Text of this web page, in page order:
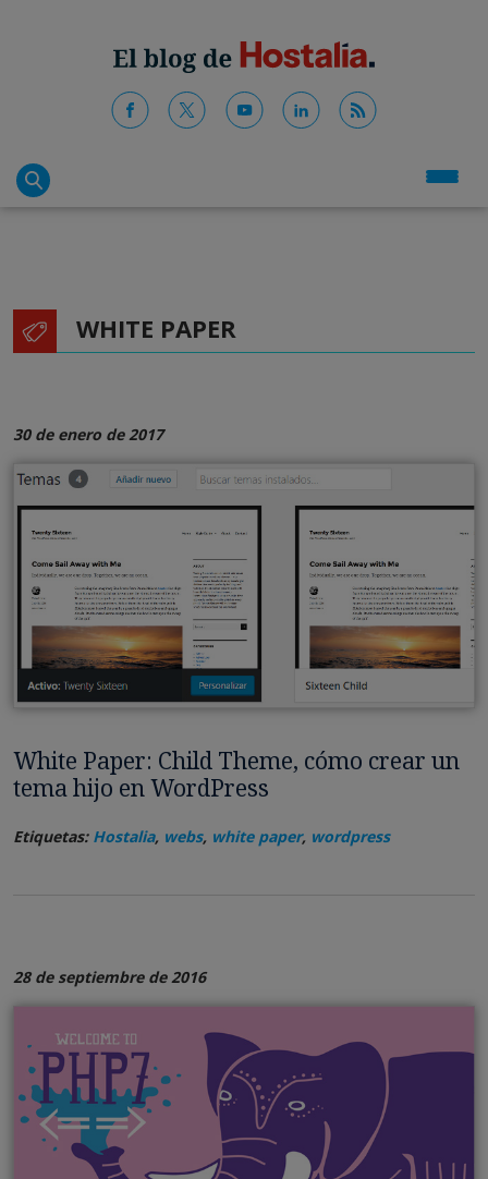
WHITE PAPER
30 de enero de 2017
White Paper: Child Theme, cómo crear un
tema hijo en WordPress
Etiquetas: Hostalia, webs, white paper, wordpress
28 de septiembre de 2016